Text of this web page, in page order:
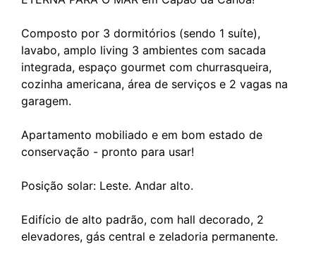
Composto por 3 dormitórios (sendo 1 suíte),
lavabo, amplo living 3 ambientes com sacada
integrada, espaço gourmet com churrasqueira,
cozinha americana, área de serviços e 2 vagas na
garagem.
Apartamento mobiliado e em bom estado de
conservação - pronto para usar!
Posição solar: Leste. Andar alto.
Edifício de alto padrão, com hall decorado, 2
elevadores, gás central e zeladoria permanente.